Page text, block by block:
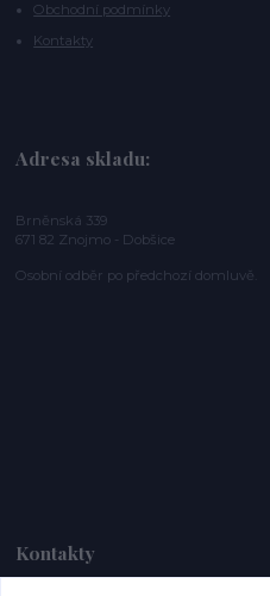
Obchodní podmínky
Kontakty
Adresa skladu:
Brněnská 339
671 82 Znojmo - Dobšice
Osobní odběr po předchozí domluvě.
Kontakty